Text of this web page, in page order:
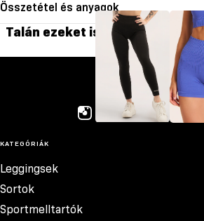
Összetétel és anyagok
Talán ezeket is szereted
GYM GLAMOUR
KATEGÓRIÁK
Leggingsek
Sortok
Sportmelltartók